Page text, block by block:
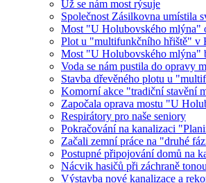
Už se nám most rýsuje
Společnost Zásilkovna umístila
Most "U Holubovského mlýna"
Plot u "multifunkčního hřiště" v
Most "U Holubovského mlýna"
Voda se nám pustila do opravy
Stavba dřevěného plotu u
Komorní akce "tradiční stavění
Započala oprava mostu "U
Respirátory pro naše seniory
Pokračování na kanalizaci
Začali zemní práce na "druhé
Postupné připojování domů na
Nácvik hasičů při záchraně
Výstavba nové kanalizace a